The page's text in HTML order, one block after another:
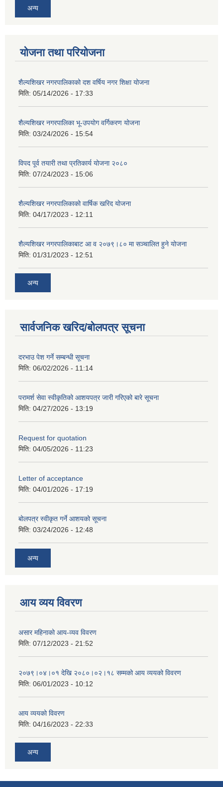
अन्य
योजना तथा परियोजना
शैल्यशिखर नगरपालिकाको दश वर्षिय नगर शिक्षा योजना
मिति: 05/14/2026 - 17:33
शैल्यशिखर नगरपालिका भू-उपयोग वर्गिकरण योजना
मिति: 03/24/2026 - 15:54
विपद पूर्व तयारी तथा प्रतिकार्य योजना २०८०
मिति: 07/24/2023 - 15:06
शैल्यशिखर नगरपालिकाको वार्षिक खरिद योजना
मिति: 04/17/2023 - 12:11
शैल्यशिखर नगरपालिकाबाट आ व २०७९।८० मा सञ्चालित हुने योजना
मिति: 01/31/2023 - 12:51
अन्य
सार्वजनिक खरिद/बोलपत्र सूचना
दरभाउ पेश गर्ने सम्बन्धी सूचना
मिति: 06/02/2026 - 11:14
परामर्श सेवा स्वीकृतिको आशयपत्र जारी गरिएको बारे सूचना
मिति: 04/27/2026 - 13:19
Request for quotation
मिति: 04/05/2026 - 11:23
Letter of acceptance
मिति: 04/01/2026 - 17:19
बोलपत्र स्वीकृत गर्ने आशयको सूचना
मिति: 03/24/2026 - 12:48
अन्य
आय व्यय विवरण
असार महिनाको आय-व्यव विवरण
मिति: 07/12/2023 - 21:52
२०७९।०४।०१ देखि २०८०।०२।१८ सम्मको आय व्ययको विवरण
मिति: 06/01/2023 - 10:12
आय व्ययको विवरण
मिति: 04/16/2023 - 22:33
अन्य